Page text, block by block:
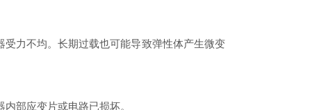
力不均。长期过载也可能导致弹性体产生微变
部应变片或电路已损坏。